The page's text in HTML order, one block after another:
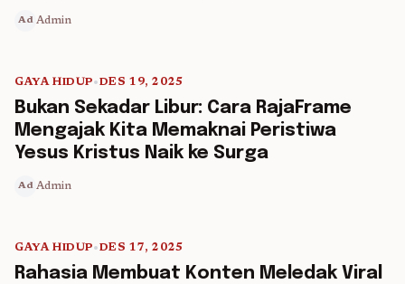
Ad Admin
GAYA HIDUP•DES 19, 2025
Bukan Sekadar Libur: Cara RajaFrame
Mengajak Kita Memaknai Peristiwa
Yesus Kristus Naik ke Surga
Ad Admin
5 min read
GAYA HIDUP•DES 17, 2025
Rahasia Membuat Konten Meledak Viral